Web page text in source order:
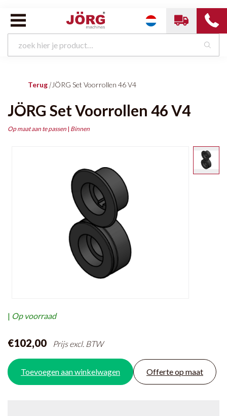
Terug | JÖRG Set Voorrollen 46 V4
JÖRG Set Voorrollen 46 V4
Op maat aan te passen | Binnen
| Op voorraad
€102,00 Prijs excl. BTW
Toevoegen aan winkelwagen Offerte op maat